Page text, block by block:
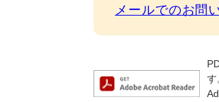
メールでのお問
す